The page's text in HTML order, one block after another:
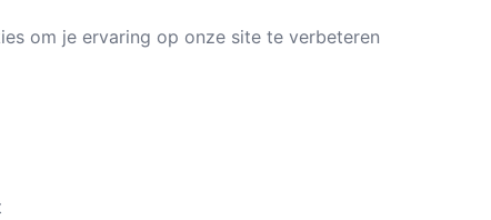
om je ervaring op onze site te verbeteren